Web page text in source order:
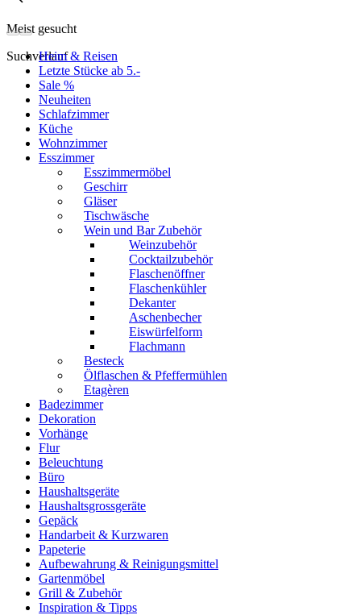
Meist gesucht
SuchverlaufHeim & Reisen
Letzte Stücke ab 5.-
Sale %
Neuheiten
Schlafzimmer
Küche
Wohnzimmer
Esszimmer
Esszimmermöbel
Geschirr
Gläser
Tischwäsche
Wein und Bar Zubehör
Weinzubehör
Cocktailzubehör
Flaschenöffner
Flaschenkühler
Dekanter
Aschenbecher
Eiswürfelform
Flachmann
Besteck
Ölflaschen & Pfeffermühlen
Etagèren
Badezimmer
Dekoration
Vorhänge
Flur
Beleuchtung
Büro
Haushaltsgeräte
Haushaltsgrossgeräte
Gepäck
Handarbeit & Kurzwaren
Papeterie
Aufbewahrung & Reinigungsmittel
Gartenmöbel
Grill & Zubehör
Inspiration & Tipps